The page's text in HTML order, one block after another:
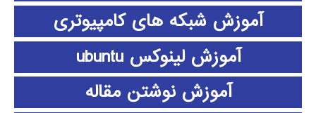
آموزش شبکه های کامپیوتری
آموزش لینوکس ubuntu
آموزش نوشتن مقاله